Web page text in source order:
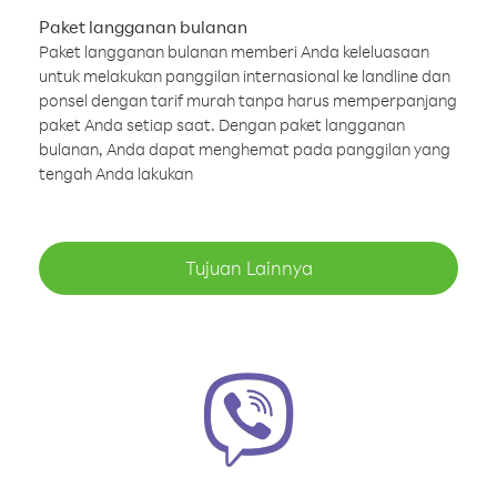
Paket langganan bulanan
Paket langganan bulanan memberi Anda keleluasaan
untuk melakukan panggilan internasional ke landline dan
ponsel dengan tarif murah tanpa harus memperpanjang
paket Anda setiap saat. Dengan paket langganan
bulanan, Anda dapat menghemat pada panggilan yang
tengah Anda lakukan
Tujuan Lainnya